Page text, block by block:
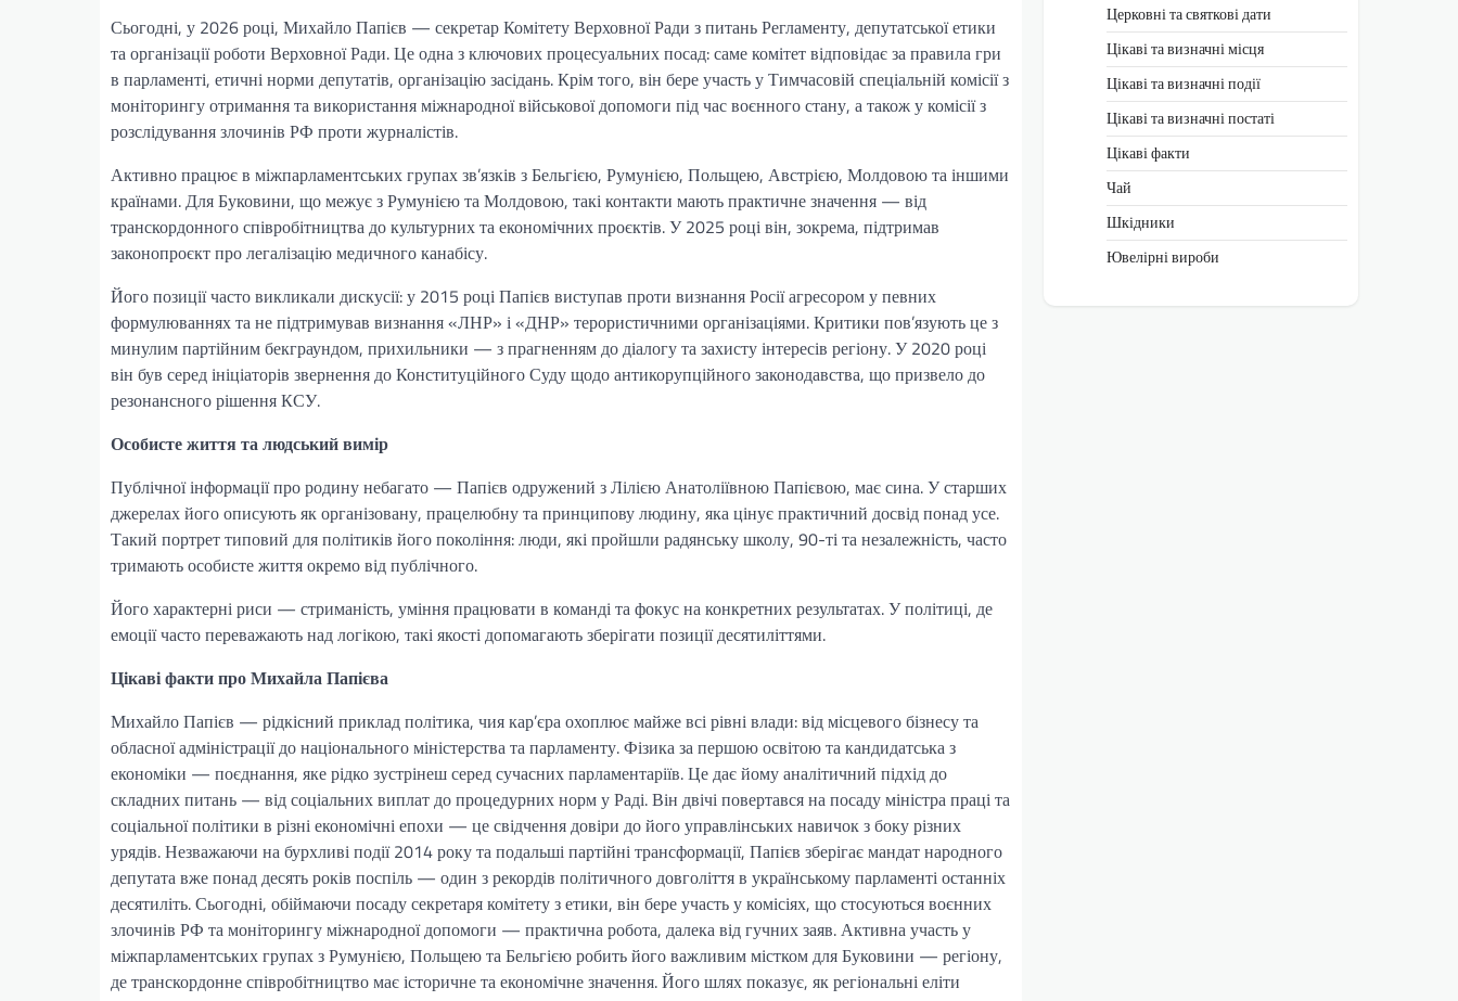
Сьогодні, у 2026 році, Михайло Папієв — секретар Комітету Верховної Ради з питань Регламенту, депутатської етики
та організації роботи Верховної Ради. Це одна з ключових процесуальних посад: саме комітет відповідає за правила гри
в парламенті, етичні норми депутатів, організацію засідань. Крім того, він бере участь у Тимчасовій спеціальній комісії з
моніторингу отримання та використання міжнародної військової допомоги під час воєнного стану, а також у комісії з
розслідування злочинів РФ проти журналістів.
Активно працює в міжпарламентських групах зв’язків з Бельгією, Румунією, Польщею, Австрією, Молдовою та іншими
країнами. Для Буковини, що межує з Румунією та Молдовою, такі контакти мають практичне значення — від
транскордонного співробітництва до культурних та економічних проєктів. У 2025 році він, зокрема, підтримав
законопроєкт про легалізацію медичного канабісу.
Його позиції часто викликали дискусії: у 2015 році Папієв виступав проти визнання Росії агресором у певних
формулюваннях та не підтримував визнання «ЛНР» і «ДНР» терористичними організаціями. Критики пов’язують це з
минулим партійним бекграундом, прихильники — з прагненням до діалогу та захисту інтересів регіону. У 2020 році
він був серед ініціаторів звернення до Конституційного Суду щодо антикорупційного законодавства, що призвело до
резонансного рішення КСУ.
Особисте життя та людський вимір
Публічної інформації про родину небагато — Папієв одружений з Лілією Анатоліївною Папієвою, має сина. У старших
джерелах його описують як організовану, працелюбну та принципову людину, яка цінує практичний досвід понад усе.
Такий портрет типовий для політиків його покоління: люди, які пройшли радянську школу, 90-ті та незалежність, часто
тримають особисте життя окремо від публічного.
Його характерні риси — стриманість, уміння працювати в команді та фокус на конкретних результатах. У політиці, де
емоції часто переважають над логікою, такі якості допомагають зберігати позиції десятиліттями.
Цікаві факти про Михайла Папієва
Михайло Папієв — рідкісний приклад політика, чия кар’єра охоплює майже всі рівні влади: від місцевого бізнесу та
обласної адміністрації до національного міністерства та парламенту. Фізика за першою освітою та кандидатська з
економіки — поєднання, яке рідко зустрінеш серед сучасних парламентаріїв. Це дає йому аналітичний підхід до
складних питань — від соціальних виплат до процедурних норм у Раді. Він двічі повертався на посаду міністра праці та
соціальної політики в різні економічні епохи — це свідчення довіри до його управлінських навичок з боку різних
урядів. Незважаючи на бурхливі події 2014 року та подальші партійні трансформації, Папієв зберігає мандат народного
депутата вже понад десять років поспіль — один з рекордів політичного довголіття в українському парламенті останніх
десятиліть. Сьогодні, обіймаючи посаду секретаря комітету з етики, він бере участь у комісіях, що стосуються воєнних
злочинів РФ та моніторингу міжнародної допомоги — практична робота, далека від гучних заяв. Активна участь у
міжпарламентських групах з Румунією, Польщею та Бельгією робить його важливим містком для Буковини — регіону,
де транскордонне співробітництво має історичне та економічне значення. Його шлях показує, як регіональні еліти
Церковні та святкові дати
Цікаві та визначні місця
Цікаві та визначні події
Цікаві та визначні постаті
Цікаві факти
Чай
Шкідники
Ювелірні вироби